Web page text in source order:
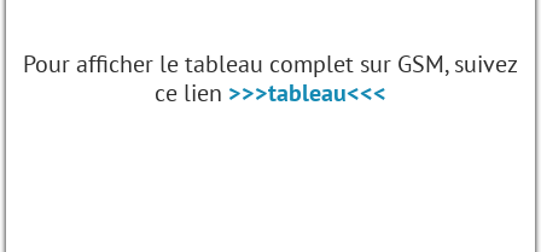
Pour afficher le tableau complet sur GSM, suivez
ce lien >>>tableau<<<